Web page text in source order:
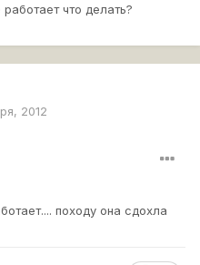
что делать?
2012
походу она сдохла